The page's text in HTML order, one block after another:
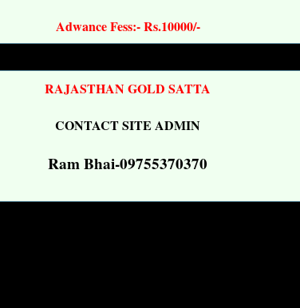
Adwance Fess:- Rs.10000/-
RAJASTHAN GOLD SATTA
CONTACT SITE ADMIN
Ram Bhai-09755370370